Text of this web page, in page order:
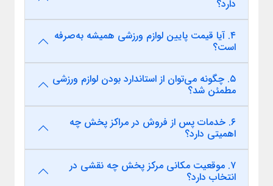
دارد؟
۴. آیا قیمت پایین لوازم ورزشی همیشه به‌صرفه
است؟
۵. چگونه می‌توان از استاندارد بودن لوازم ورزشی
مطمئن شد؟
۶. خدمات پس از فروش در مراکز پخش چه
اهمیتی دارد؟
۷. موقعیت مکانی مرکز پخش چه نقشی در
انتخاب دارد؟